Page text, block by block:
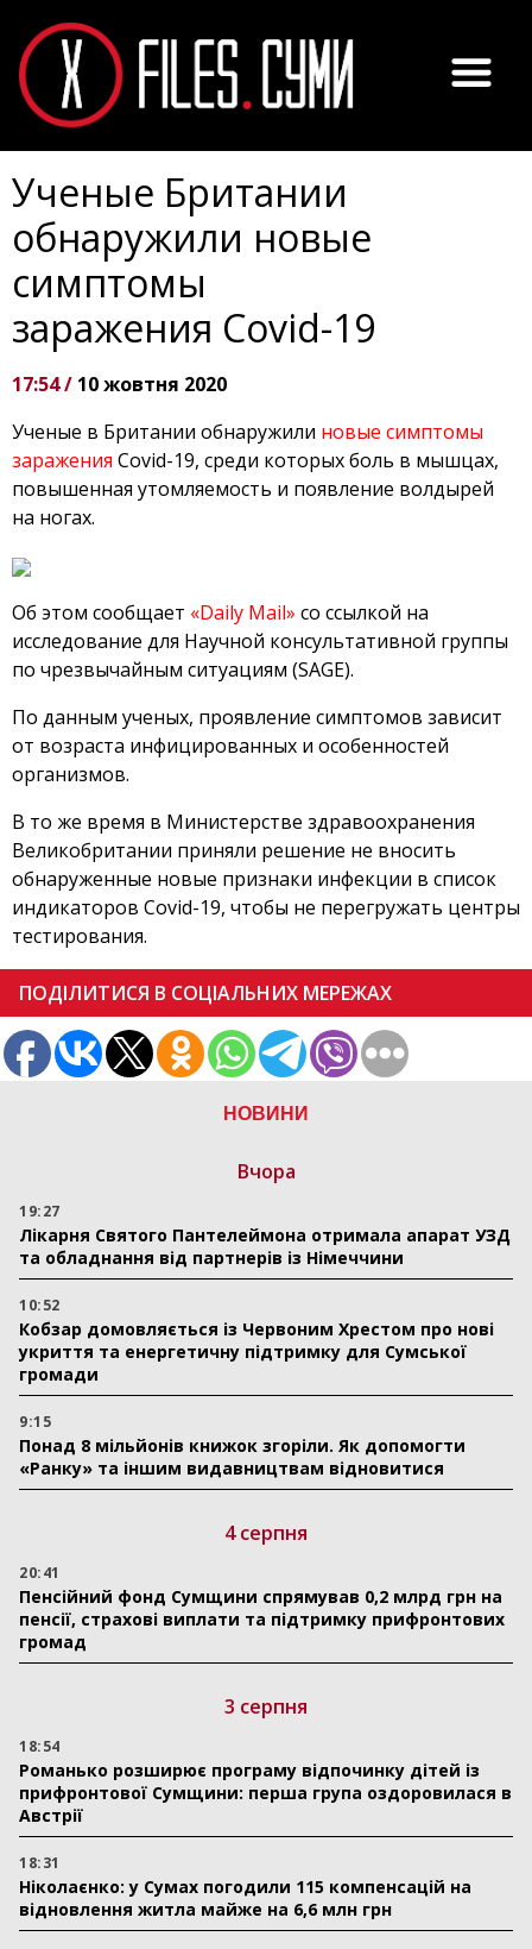
НОВИНИ
Вчора
19:27
Лікарня Святого Пантелеймона отримала апарат УЗД
та обладнання від партнерів із Німеччини
10:52
Кобзар домовляється із Червоним Хрестом про нові
укриття та енергетичну підтримку для Сумської
громади
9:15
Понад 8 мільйонів книжок згоріли. Як допомогти
«Ранку» та іншим видавництвам відновитися
4 серпня
20:41
Пенсійний фонд Сумщини спрямував 0,2 млрд грн на
пенсії, страхові виплати та підтримку прифронтових
громад
3 серпня
18:54
Романько розширює програму відпочинку дітей із
прифронтової Сумщини: перша група оздоровилася в
Австрії
18:31
Ніколаєнко: у Сумах погодили 115 компенсацій на
відновлення житла майже на 6,6 млн грн
Ученые Британии
обнаружили новые
симптомы
заражения Covid-19
17:54 / 10 жовтня 2020
Ученые в Британии обнаружили новые симптомы
заражения Covid-19, среди которых боль в мышцах,
повышенная утомляемость и появление волдырей
на ногах.
Об этом сообщает «Daily Mail» со ссылкой на
исследование для Научной консультативной группы
по чрезвычайным ситуациям (SAGE).
По данным ученых, проявление симптомов зависит
от возраста инфицированных и особенностей
организмов.
В то же время в Министерстве здравоохранения
Великобритании приняли решение не вносить
обнаруженные новые признаки инфекции в список
индикаторов Covid-19, чтобы не перегружать центры
тестирования.
ПОДІЛИТИСЯ В СОЦІАЛЬНИХ МЕРЕЖАХ